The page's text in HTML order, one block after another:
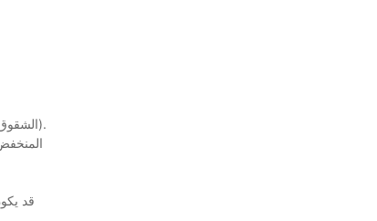
الشقوق العلوية: معدل جلدي غير متوازن في التطور (درجة حرارة منخفضة ، درجة حرارة انخفاض المادة ، محفز غير كافٍ ، أقل أمين ، جودة زيت السيليكون الضعيفة).